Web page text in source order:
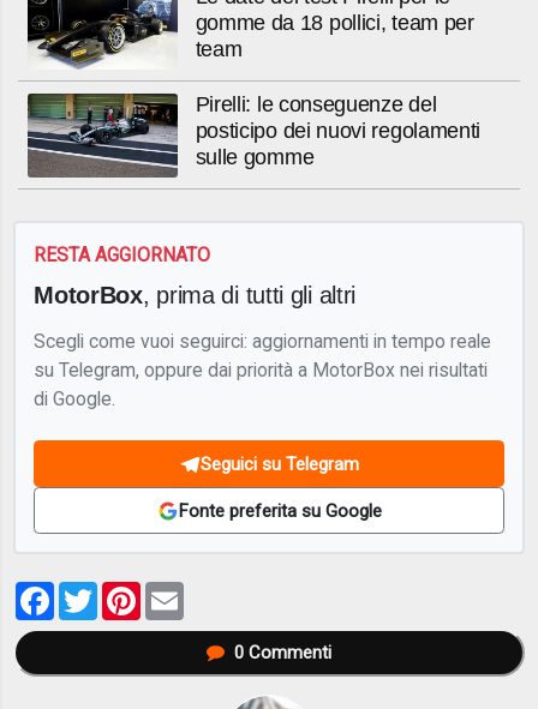
gomme da 18 pollici, team per
team
Pirelli: le conseguenze del
posticipo dei nuovi regolamenti
sulle gomme
RESTA AGGIORNATO
MotorBox, prima di tutti gli altri
Scegli come vuoi seguirci: aggiornamenti in tempo reale
su Telegram, oppure dai priorità a MotorBox nei risultati
di Google.
Seguici su Telegram
Fonte preferita su Google
Facebook
TwitterPinterest
0Commenti